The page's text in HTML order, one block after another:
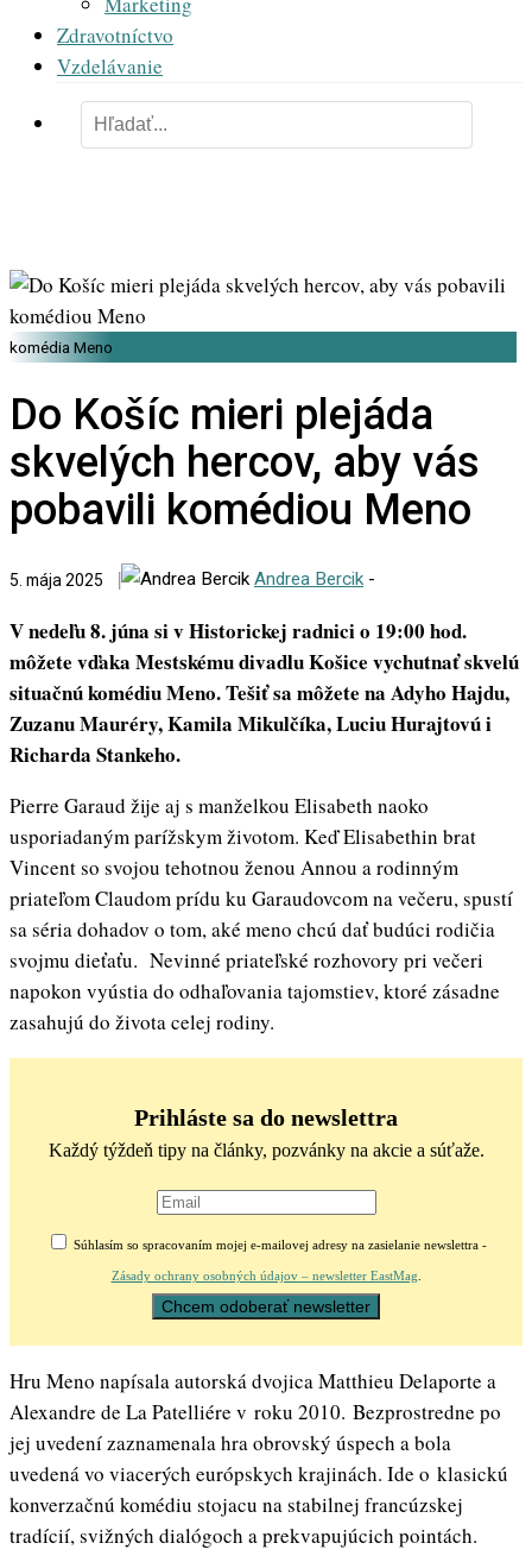
Zdravotníctvo
Vzdelávanie
komédia Meno
Do Košíc mieri plejáda
skvelých hercov, aby vás
pobavili komédiou Meno
5. mája 2025 Andrea Bercik -
V nedeľu 8. júna si v Historickej radnici o 19:00 hod.
môžete vďaka Mestskému divadlu Košice vychutnať skvelú
situačnú komédiu Meno. Tešiť sa môžete na Adyho Hajdu,
Zuzanu Mauréry, Kamila Mikulčíka, Luciu Hurajtovú i
Richarda Stankeho.
Pierre Garaud žije aj s manželkou Elisabeth naoko
usporiadaným parížskym životom. Keď Elisabethin brat
Vincent so svojou tehotnou ženou Annou a rodinným
priateľom Claudom prídu ku Garaudovcom na večeru, spustí
sa séria dohadov o tom, aké meno chcú dať budúci rodičia
svojmu dieťaťu. Nevinné priateľské rozhovory pri večeri
napokon vyústia do odhaľovania tajomstiev, ktoré zásadne
zasahujú do života celej rodiny.
Prihláste sa do newslettra
Každý týždeň tipy na články, pozvánky na akcie a súťaže.
Súhlasím so spracovaním mojej e-mailovej adresy na zasielanie newslettra -
Zásady ochrany osobných údajov – newsletter EastMag
Hru Meno napísala autorská dvojica Matthieu Delaporte a
Alexandre de La Patelliére v roku 2010. Bezprostredne po
jej uvedení zaznamenala hra obrovský úspech a bola
uvedená vo viacerých európskych krajinách. Ide o klasickú
konverzačnú komédiu stojacu na stabilnej francúzskej
tradícií, svižných dialógoch a prekvapujúcich pointách.